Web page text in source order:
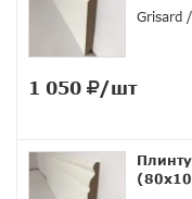
Grisard
1 050 /шт